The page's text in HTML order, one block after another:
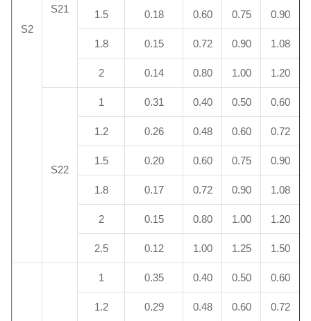
S2
S21 1.5 0.18 0.60 0.75 0.90
1.8 0.15 0.72 0.90 1.08
2 0.14 0.80 1.00 1.20
S22
1 0.31 0.40 0.50 0.60
1.2 0.26 0.48 0.60 0.72
1.5 0.20 0.60 0.75 0.90
1.8 0.17 0.72 0.90 1.08
2 0.15 0.80 1.00 1.20
2.5 0.12 1.00 1.25 1.50
1 0.35 0.40 0.50 0.60
1.2 0.29 0.48 0.60 0.72